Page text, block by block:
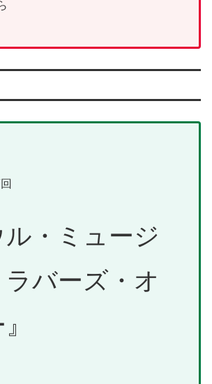
ル・ミュージ
ラバーズ・オ